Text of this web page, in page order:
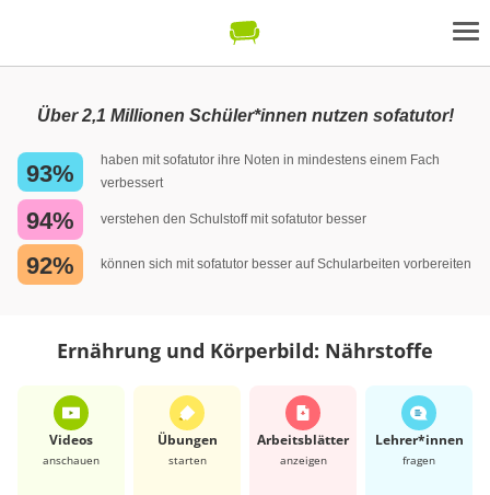
Über 2,1 Millionen Schüler*innen nutzen sofatutor!
93%
haben mit sofatutor ihre Noten in mindestens einem Fach
verbessert
94% verstehen den Schulstoff mit sofatutor besser
92% können sich mit sofatutor besser auf Schularbeiten vorbereiten
Ernährung und Körperbild: Nährstoffe
Videos
anschauen
Übungen
starten
Arbeits­blätter
anzeigen
Lehrer*​innen
fragen